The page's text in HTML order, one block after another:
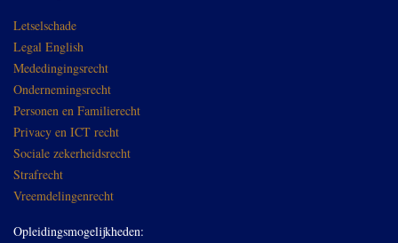
Letselschade
Legal English
Mededingingsrecht
Ondernemingsrecht
Personen en Familierecht
Privacy en ICT recht
Sociale zekerheidsrecht
Strafrecht
Vreemdelingenrecht
Opleidingsmogelijkheden: